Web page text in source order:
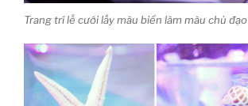
Trang trí lễ cưới lấy màu biển làm màu chủ đạo